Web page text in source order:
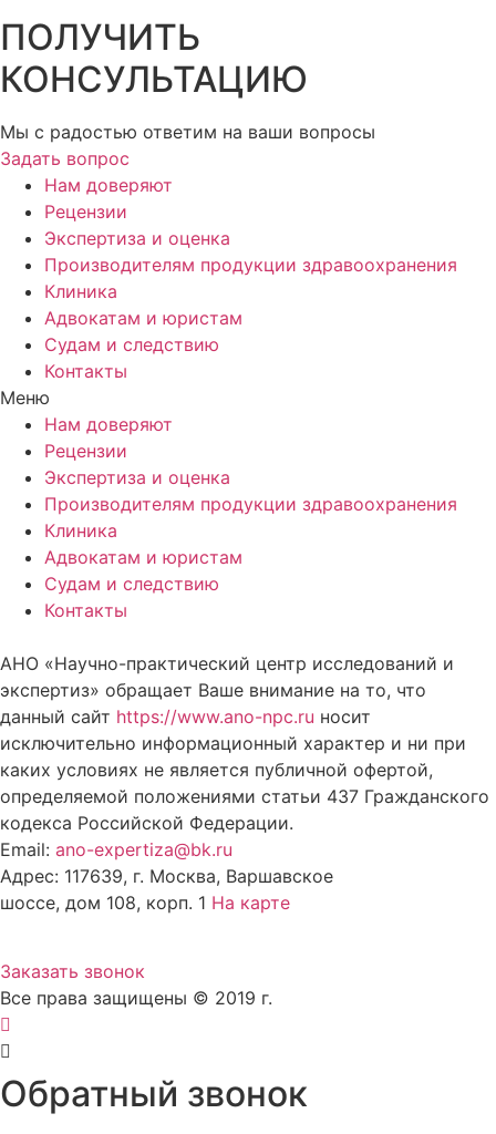
ПОЛУЧИТЬ
КОНСУЛЬТАЦИЮ
Мы с радостью ответим на ваши вопросы
Задать вопрос
Нам доверяют
Рецензии
Экспертиза и оценка
Производителям продукции здравоохранения
Клиника
Адвокатам и юристам
Судам и следствию
Контакты
Меню
Нам доверяют
Рецензии
Экспертиза и оценка
Производителям продукции здравоохранения
Клиника
Адвокатам и юристам
Судам и следствию
Контакты
АНО «Научно-практический центр исследований и
экспертиз» обращает Ваше внимание на то, что
данный сайт https://www.ano-npc.ru носит
исключительно информационный характер и ни при
каких условиях не является публичной офертой,
определяемой положениями статьи 437 Гражданского
кодекса Российской Федерации.
Email: ano-expertiza@bk.ru
Адрес: 117639, г. Москва, Варшавское
шоссе, дом 108, корп. 1 На карте
Заказать звонок
Все права защищены © 2019 г.
Обратный звонок